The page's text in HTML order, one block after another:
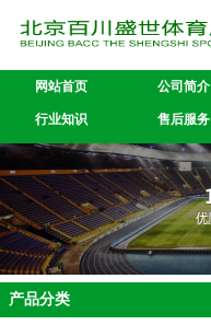
网站首页 公司简介
行业知识 售后服务
产品分类